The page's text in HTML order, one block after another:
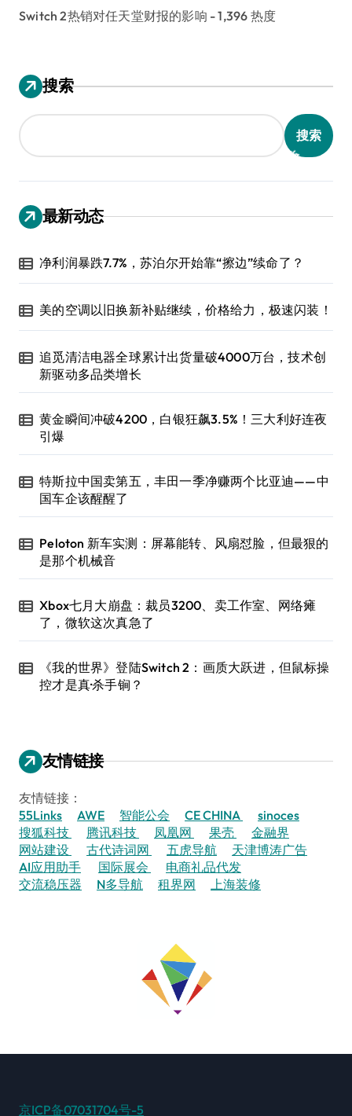
Switch 2热销对任天堂财报的影响 - 1,396 热度
搜索
搜索
最新动态
净利润暴跌7.7%，苏泊尔开始靠“擦边”续命了？
美的空调以旧换新补贴继续，价格给力，极速闪装！
追觅清洁电器全球累计出货量破4000万台，技术创
新驱动多品类增长
黄金瞬间冲破4200，白银狂飙3.5%！三大利好连夜
引爆
特斯拉中国卖第五，丰田一季净赚两个比亚迪——中
国车企该醒醒了
Peloton 新车实测：屏幕能转、风扇怼脸，但最狠的
是那个机械音
Xbox七月大崩盘：裁员3200、卖工作室、网络瘫
了，微软这次真急了
《我的世界》登陆Switch 2：画质大跃进，但鼠标操
控才是真·杀手锏？
友情链接
友情链接：
55Links
AWE 智能公会 CE CHINA
sinoces
搜狐科技
腾讯科技 凤凰网 果壳
金融界
网站建设
古代诗词网 五虎导航
天津博涛广告
AI应用助手
国际展会
电商礼品代发
交流稳压器
N多导航 租界网 上海装修
京ICP备07031704号-5